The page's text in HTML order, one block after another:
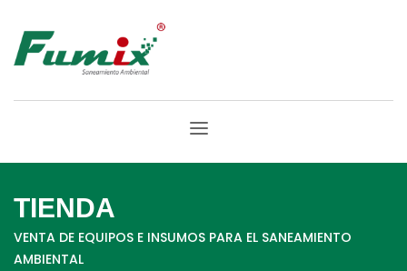
TIENDA
VENTA DE EQUIPOS E INSUMOS PARA EL SANEAMIENTO
AMBIENTAL